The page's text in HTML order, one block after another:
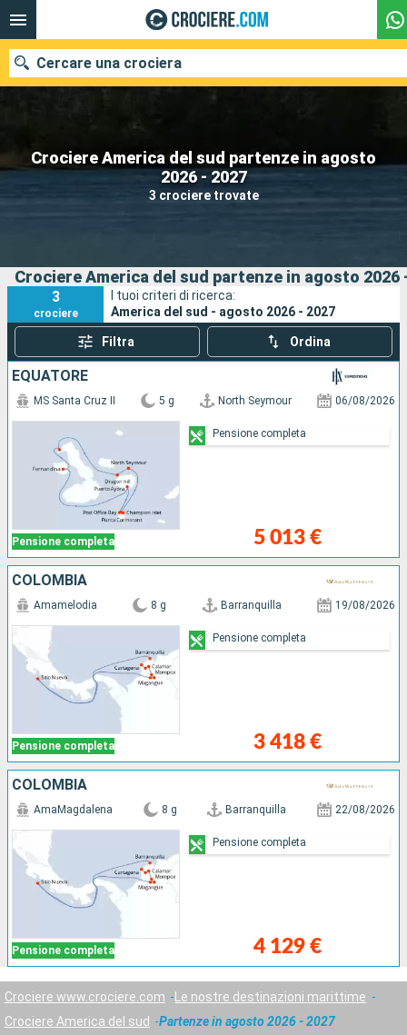
Crociere America del sud partenze in agosto
2026 - 2027
3 crociere trovate
Cercare una crociera
Le nostre destinazioni
Ricerca
Crociere America del sud partenze in agosto 2026
3
crociere
I tuoi criteri di ricerca:
America del sud - agosto 2026 - 2027
Filtra Ordina
EQUATORE
Pensione completa
MS Santa Cruz II 5 g North Seymour 06/08/2026
5 013 €
Pensione completa
COLOMBIA
Pensione completa
Amamelodia 8 g Barranquilla 19/08/2026
3 418 €
Pensione completa
COLOMBIA
Pensione completa
AmaMagdalena 8 g Barranquilla 22/08/2026
4 129 €
Pensione completa
Crociere www.crociere.com
Le nostre destinazioni marittime
Crociere America del sud
Partenze in agosto 2026 - 2027